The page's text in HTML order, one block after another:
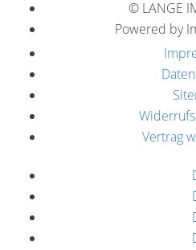
© LANGE
Powered by
Vertrag